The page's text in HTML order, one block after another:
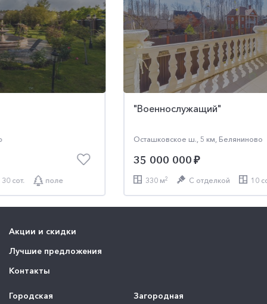
Осташковское ш., 5 км, Беляниново
35 000 000
330 м2 10 сот.
Осташковское ш., 20 км, Сорокино
136 322 424
34 сот.
"Agalarov Estate"
Новорижское ш., 24 км, Воронино
568 010 100
Без отделки 62 сот. поле
Акции и скидки
Лучшие предложения
Контакты
Городская Загородная